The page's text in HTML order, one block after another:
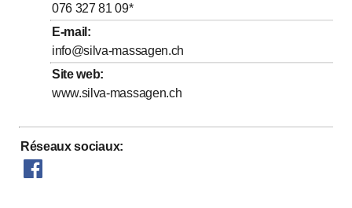
Samedi
Dimanche
076 327 81 09*
E-mail :
info@silva-massagen.ch
Site web:
www.silva-massagen.ch
Réseaux sociaux: